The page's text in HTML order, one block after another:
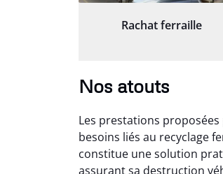
Rachat ferraille
Nos atouts
Les prestations
besoins liés au recyclage
constitue une solution
assurant sa destruction